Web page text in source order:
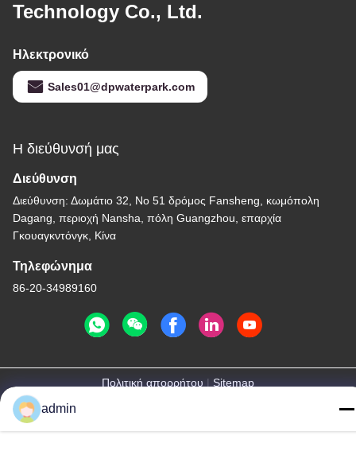
Technology Co., Ltd.
Ηλεκτρονικό
Sales01@dpwaterpark.com
Η διεύθυνσή μας
Διεύθυνση
Διεύθυνση: Δωμάτιο 32, Νο 51 δρόμος Fansheng, κωμόπολη
Dagang, περιοχή Nansha, πόλη Guangzhou, επαρχία
Γκουαγκντόνγκ, Κίνα
Τηλεφώνημα
86-20-34989160
Πολιτική απορρήτου | Sitemap
Κίνα Καλή ποιότητα Φωτογραφική διαφάνεια πάρκων νερού
admin